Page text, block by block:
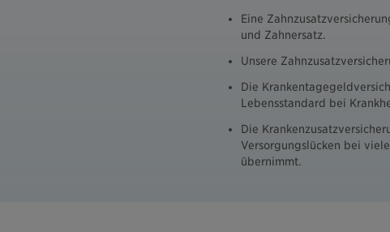
Eine
und Zahnersatz.
Unsere
Die
Lebensstandard bei
Die
Versorgungslücken bei
übernimmt.